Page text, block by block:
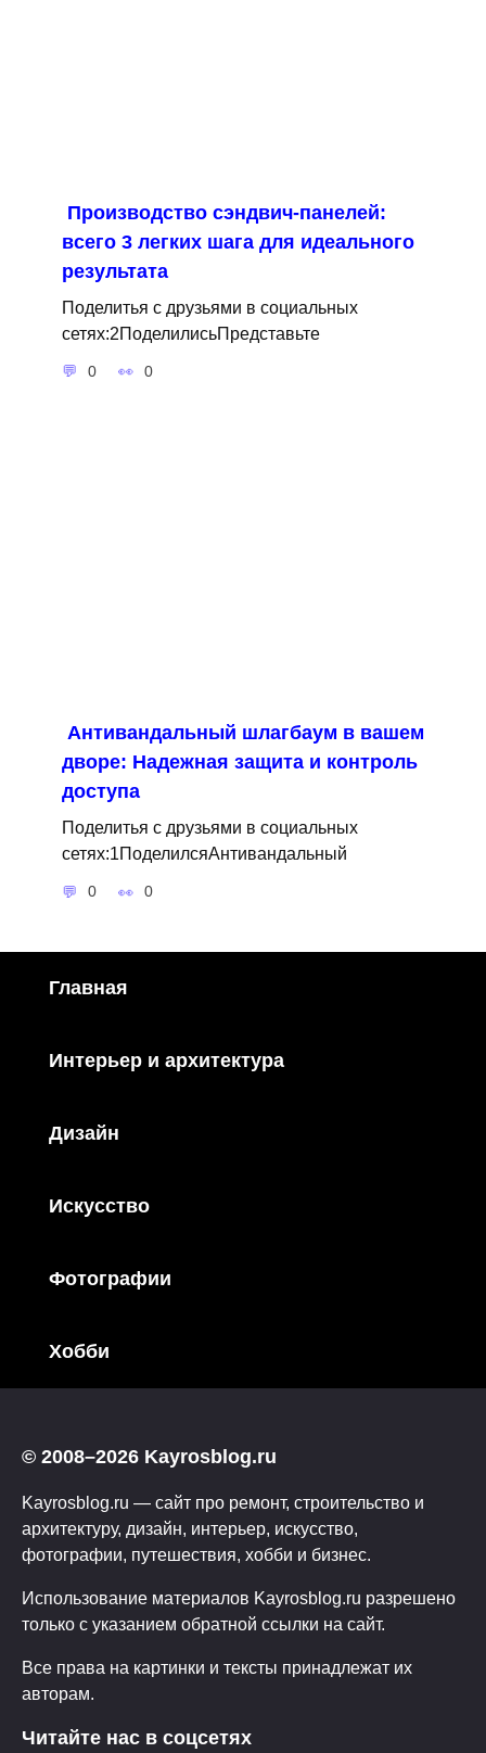
Производство сэндвич-панелей:
всего 3 легких шага для идеального
результата
Поделитья с друзьями в социальных
сетях:2ПоделилисьПредставьте
0 0
Антивандальный шлагбаум в вашем
дворе: Надежная защита и контроль
доступа
Поделитья с друзьями в социальных
сетях:1ПоделилсяАнтивандальный
0 0
Главная
Интерьер и архитектура
Дизайн
Искусство
Фотографии
Хобби
© 2008–2026 Kayrosblog.ru
Kayrosblog.ru — сайт про ремонт, строительство и
архитектуру, дизайн, интерьер, искусство,
фотографии, путешествия, хобби и бизнес.
Использование материалов Kayrosblog.ru разрешено
только с указанием обратной ссылки на сайт.
Все права на картинки и тексты принадлежат их
авторам.
Читайте нас в соцсетях